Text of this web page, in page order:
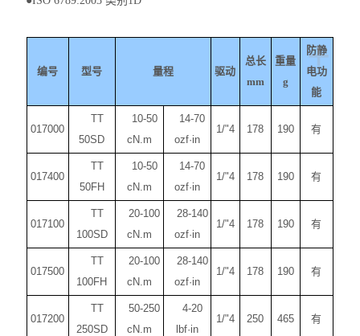
+
编号 型号 量程 驱动
总长
mm
重量
g
防静
电功
能
017000
TT
50SD
10-50
cN.m
14-70
ozf·in
1/"4 178 190 有
017400
TT
50FH
10-50
cN.m
14-70
ozf·in
1/"4 178 190 有
017100
TT
100SD
20-100
cN.m
28-140
ozf·in
1/"4 178 190 有
017500
TT
100FH
20-100
cN.m
28-140
ozf·in
1/"4 178 190 有
017200
TT
250SD
50-250
cN.m
4-20
lbf·in
1/"4 250 465 有